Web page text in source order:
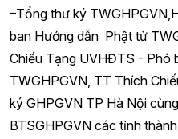
–Tổng thư ký
ban Hướng dẫn Phật tử
Chiếu Tạng UVHĐTS - Phó
TWGHPGVN, TT Thích
ký GHPGVN TP Hà Nội
BTSGHPGVN các tỉnh